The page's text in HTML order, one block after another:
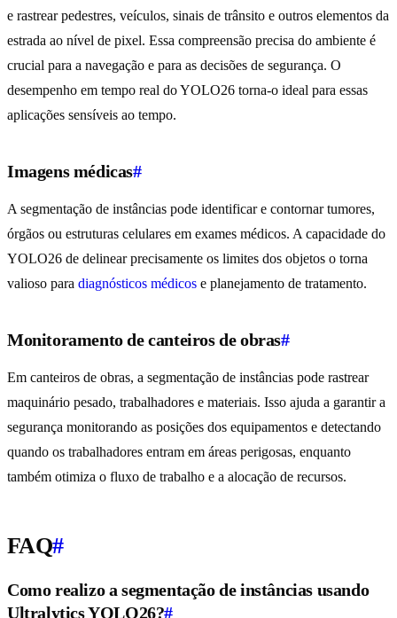
e rastrear pedestres, veículos, sinais de trânsito e outros elementos da
estrada ao nível de pixel. Essa compreensão precisa do ambiente é
crucial para a navegação e para as decisões de segurança. O
desempenho em tempo real do YOLO26 torna-o ideal para essas
aplicações sensíveis ao tempo.
Imagens médicas#
A segmentação de instâncias pode identificar e contornar tumores,
órgãos ou estruturas celulares em exames médicos. A capacidade do
YOLO26 de delinear precisamente os limites dos objetos o torna
valioso para diagnósticos médicos e planejamento de tratamento.
Monitoramento de canteiros de obras#
Em canteiros de obras, a segmentação de instâncias pode rastrear
maquinário pesado, trabalhadores e materiais. Isso ajuda a garantir a
segurança monitorando as posições dos equipamentos e detectando
quando os trabalhadores entram em áreas perigosas, enquanto
também otimiza o fluxo de trabalho e a alocação de recursos.
FAQ#
Como realizo a segmentação de instâncias usando
Ultralytics YOLO26?#